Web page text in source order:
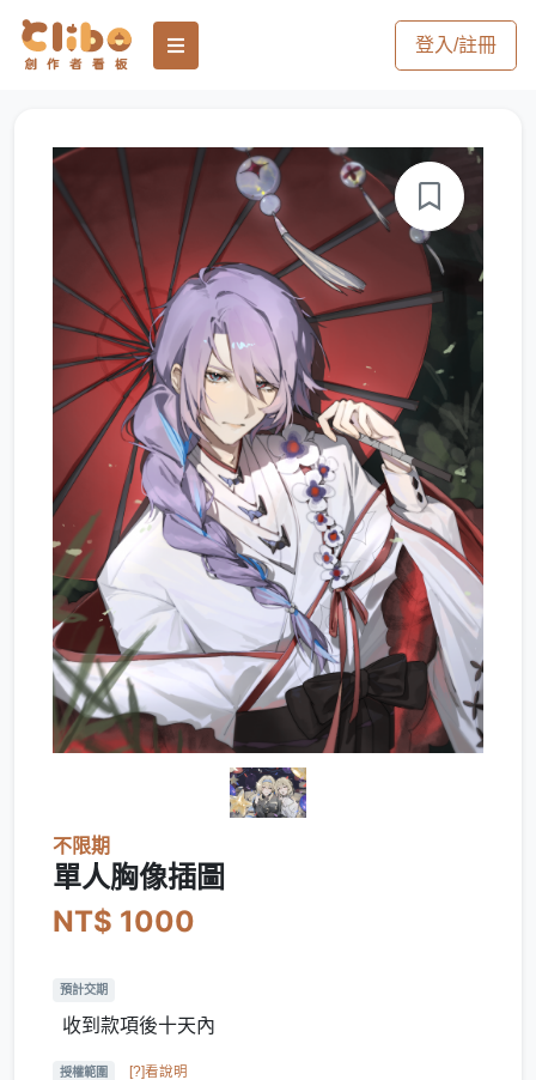
登入/註冊
不限期
單人胸像插圖
NT$ 1000
預計交期
收到款項後十天內
授權範圍 [?]看說明